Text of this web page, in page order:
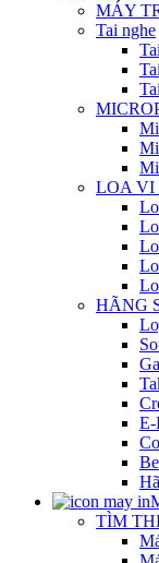
MÁY
Tai nghe
LOA VI
HÃNG
E-
TÌM